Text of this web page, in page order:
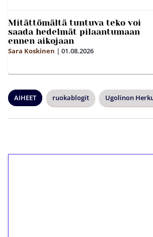
Mitättömältä tuntuva teko voi
saada hedelmät pilaantumaan
ennen aikojaan
Sara Koskinen | 01.08.2026
AIHEET ruokablogit Ugolinon